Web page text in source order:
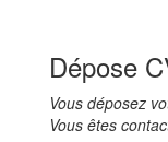
Dépose
Vous déposez
Vous êtes